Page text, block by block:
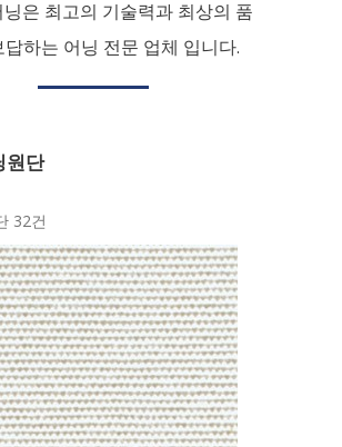
은 최고의 기술력과 최상의 품
답하는 어닝 전문 업체 입니다.
원단
32건